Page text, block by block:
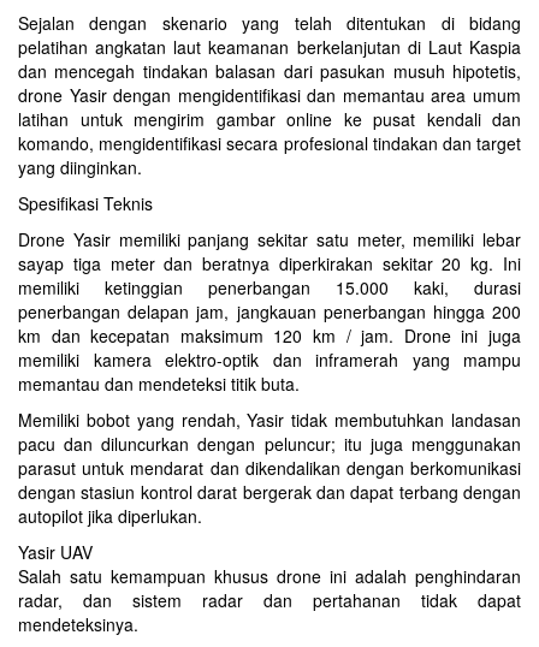
Sejalan dengan skenario yang telah ditentukan di bidang
pelatihan angkatan laut keamanan berkelanjutan di Laut Kaspia
dan mencegah tindakan balasan dari pasukan musuh hipotetis,
drone Yasir dengan mengidentifikasi dan memantau area umum
latihan untuk mengirim gambar online ke pusat kendali dan
komando, mengidentifikasi secara profesional tindakan dan target
yang diinginkan.
Spesifikasi Teknis
Drone Yasir memiliki panjang sekitar satu meter, memiliki lebar
sayap tiga meter dan beratnya diperkirakan sekitar 20 kg. Ini
memiliki ketinggian penerbangan 15.000 kaki, durasi
penerbangan delapan jam, jangkauan penerbangan hingga 200
km dan kecepatan maksimum 120 km / jam. Drone ini juga
memiliki kamera elektro-optik dan inframerah yang mampu
memantau dan mendeteksi titik buta.
Memiliki bobot yang rendah, Yasir tidak membutuhkan landasan
pacu dan diluncurkan dengan peluncur; itu juga menggunakan
parasut untuk mendarat dan dikendalikan dengan berkomunikasi
dengan stasiun kontrol darat bergerak dan dapat terbang dengan
autopilot jika diperlukan.
Yasir UAV
Salah satu kemampuan khusus drone ini adalah penghindaran
radar, dan sistem radar dan pertahanan tidak dapat
mendeteksinya.